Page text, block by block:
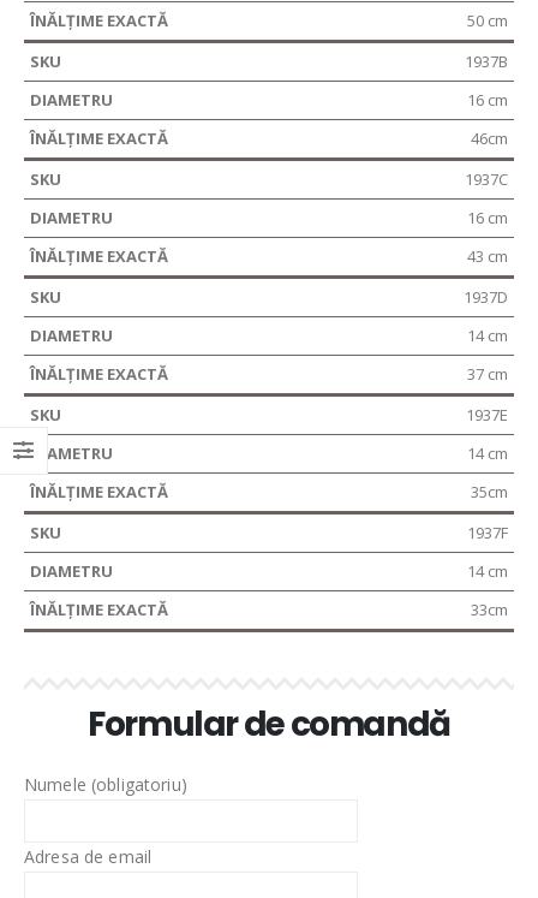
50 cm
1937B
16 cm
46cm
1937C
16 cm
43 cm
1937D
14 cm
37 cm
1937E
14 cm
35cm
1937F
14 cm
33cm
Formular de comandă
Numele (obligatoriu)
Adresa de email